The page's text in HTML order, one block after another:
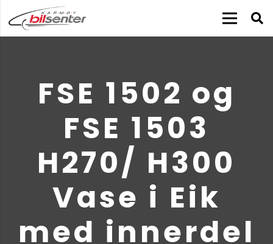
FSE 1502 og
FSE 1503
H270/ H300
Vase i Eik
med innerdel